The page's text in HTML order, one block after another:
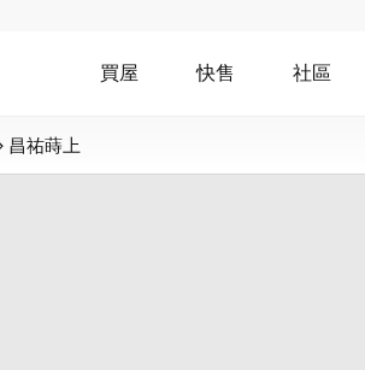
買屋 快售 社區
昌祐蒔上